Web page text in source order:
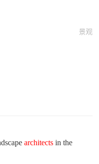
景观
architects in the